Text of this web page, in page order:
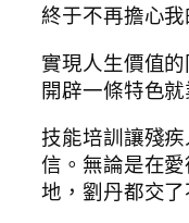
終于不再擔心
實現人生價值
開辟一條特色
技能培訓讓殘
信。無論是在
地，劉丹都交了